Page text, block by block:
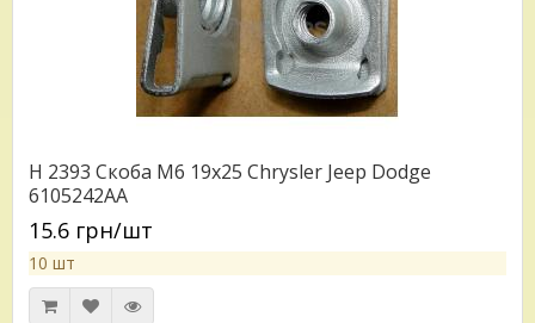
H 2393 Скоба M6 19x25 Chrysler Jeep Dodge
6105242AA
15.6 грн/шт
10 шт